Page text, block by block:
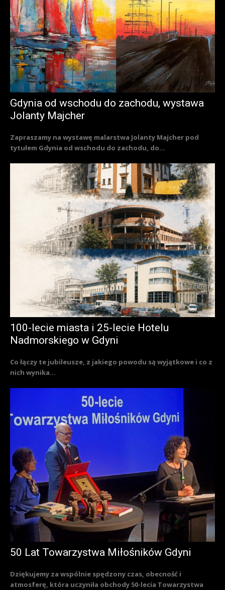
Gdynia od wschodu do zachodu, wystawa
Jolanty Majcher
Zapraszamy na wystawę malarstwa Jolanty Majcher pod
tytułem Gdynia od wschodu do zachodu, do...
100-lecie miasta i 25-lecie Hotelu
Nadmorskiego w Gdyni
Co łączy te jubileusze, z jakiego powodu są wyjątkowe i co z
nich wynika...
50 Lat Towarzystwa Miłośników Gdyni
Dziękujemy za wspólnie spędzony czas, obecność i
atmosferę, która uczyniła obchody 50-lecia Towarzystwa